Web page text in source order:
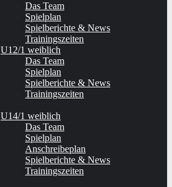
Das Team
Spielplan
Spielberichte & News
Trainingszeiten
U12/1 weiblich
Das Team
Spielplan
Spielberichte & News
Trainingszeiten
U14/1 weiblich
Das Team
Spielplan
Anschreibeplan
Spielberichte & News
Trainingszeiten